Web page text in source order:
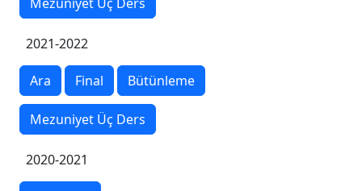
2021-2022
Ara Final Bütünleme
Mezuniyet Üç Ders
2020-2021